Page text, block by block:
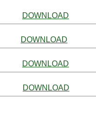
DOWNLOAD
DOWNLOAD
DOWNLOAD
DOWNLOAD